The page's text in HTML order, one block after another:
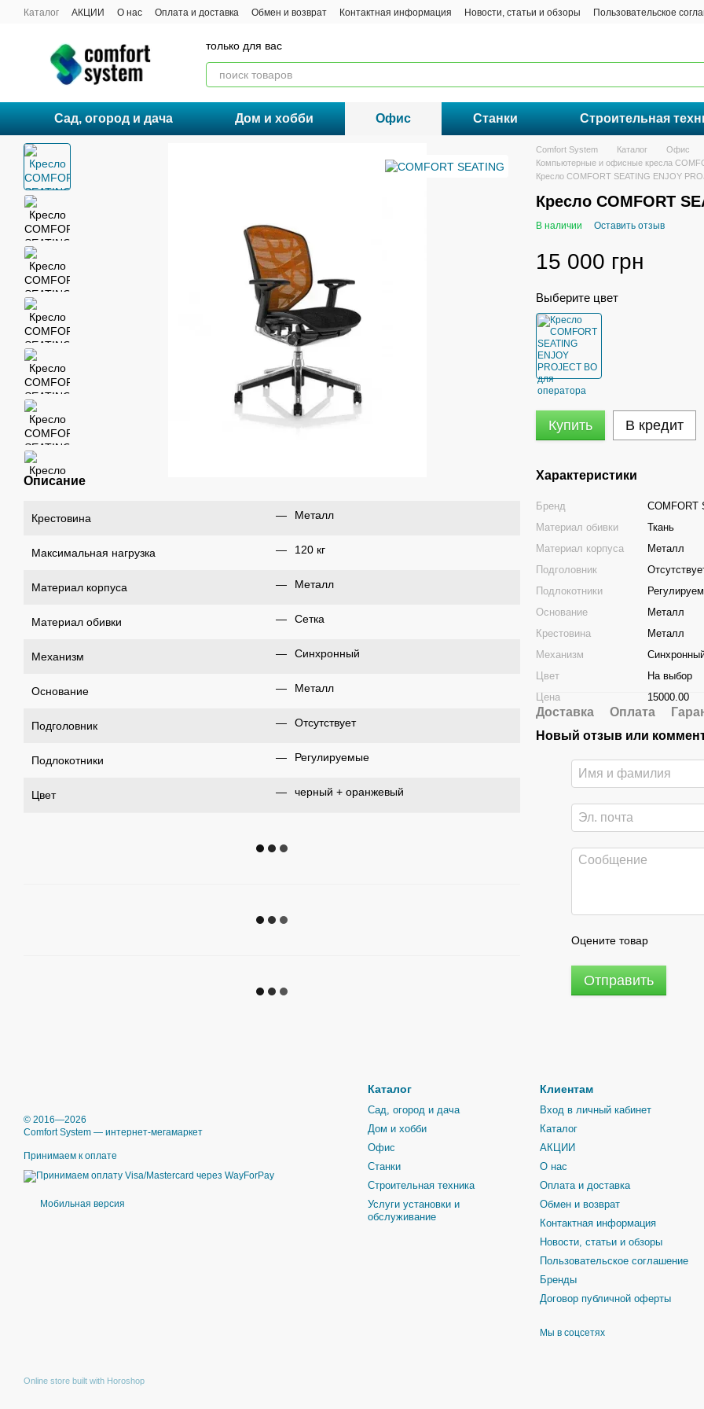
Перейти к основному контенту
Каталог АКЦИИ О нас Оплата и доставка Обмен и возврат Контактная информация Новости, статьи и обзоры Пользовательское
только для вас
Сад, огород и дача Дом и хобби Офис Станки Строительная
Описание
Крестовина Металл
Максимальная нагрузка 120 кг
Материал корпуса Металл
Материал обивки Сетка
Механизм Синхронный
Основание Металл
Подголовник Отсутствует
Подлокотники Регулируемые
Цвет черный + оранжевый
Comfort System Каталог Офис
Компьютерные и офисные кресла
Кресло COMFORT SEATING ENJOY
Кресло COMFORT
В наличии Оставить отзыв
15 000 грн
Выберите цвет
Купить В кредит
Характеристики
Бренд
COMFORT
Материал обивки
Ткань
Материал корпуса
Металл
Подголовник
Подлокотники
Основание
Металл
Крестовина
Металл
Механизм
Цвет
На выбор
Цена
15000.00
Доставка Оплата
Новый отзыв или
Оцените товар
Отправить
© 2016—2026
Comfort System — интернет-мегамаркет
Принимаем к оплате
Мобильная версия
Online store built with Horoshop
Каталог
Сад, огород и дача
Дом и хобби
Офис
Станки
Строительная техника
Услуги установки и
обслуживание
Клиентам
Вход в личный кабинет
Каталог
АКЦИИ
О нас
Оплата и доставка
Обмен и возврат
Контактная информация
Новости, статьи и обзоры
Пользовательское соглашение
Бренды
Договор публичной оферты
Мы в соцсетях